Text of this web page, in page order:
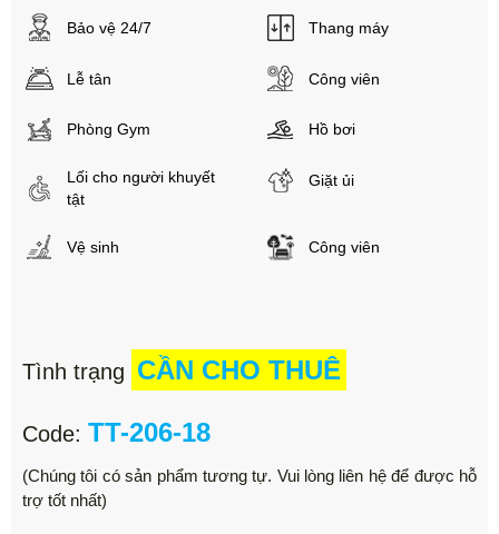
Bảo vệ 24/7 Thang máy
Lễ tân Công viên
Phòng Gym Hồ bơi
Lối cho người khuyết
tật
Giặt ủi
Vệ sinh Công viên
Tình trạng CẦN CHO THUÊ
Code: TT-206-18
(Chúng tôi có sản phẩm tương tự. Vui lòng liên hệ để được hỗ
trợ tốt nhất)